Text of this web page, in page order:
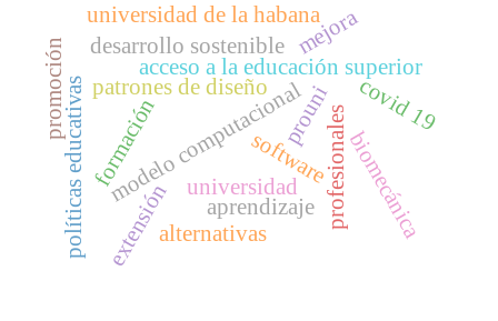
acceso a la educación superior
modelo computacional
patrones de diseño
software
universidad
formación profesionalesbiomecánica
aprendizaje
extensión
desarrollo sostenible
alternativas
mejora
políticas educativas prouni
universidad de la habana
promoción covid 19